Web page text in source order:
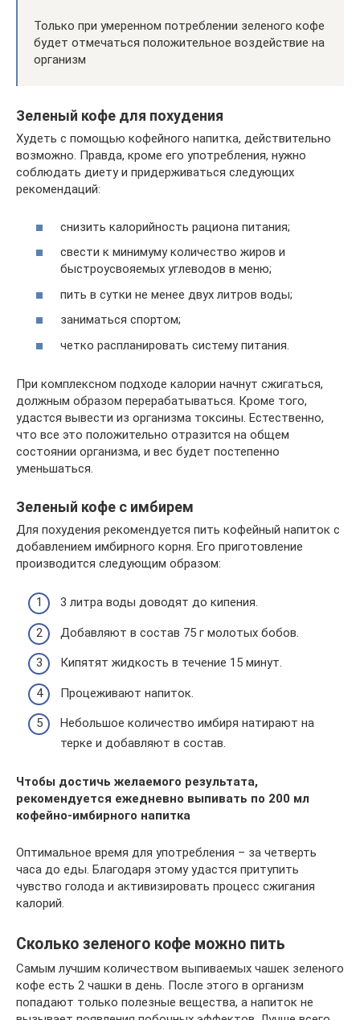
Только при умеренном потреблении зеленого кофе
будет отмечаться положительное воздействие на
организм
Зеленый кофе для похудения
Худеть с помощью кофейного напитка, действительно
возможно. Правда, кроме его употребления, нужно
соблюдать диету и придерживаться следующих
рекомендаций:
снизить калорийность рациона питания;
свести к минимуму количество жиров и
быстроусвояемых углеводов в меню;
пить в сутки не менее двух литров воды;
заниматься спортом;
четко распланировать систему питания.
При комплексном подходе калории начнут сжигаться,
должным образом перерабатываться. Кроме того,
удастся вывести из организма токсины. Естественно,
что все это положительно отразится на общем
состоянии организма, и вес будет постепенно
уменьшаться.
Зеленый кофе с имбирем
Для похудения рекомендуется пить кофейный напиток с
добавлением имбирного корня. Его приготовление
производится следующим образом:
3 литра воды доводят до кипения.
Добавляют в состав 75 г молотых бобов.
Кипятят жидкость в течение 15 минут.
Процеживают напиток.
Небольшое количество имбиря натирают на
терке и добавляют в состав.
Чтобы достичь желаемого результата,
рекомендуется ежедневно выпивать по 200 мл
кофейно-имбирного напитка
Оптимальное время для употребления – за четверть
часа до еды. Благодаря этому удастся притупить
чувство голода и активизировать процесс сжигания
калорий.
Сколько зеленого кофе можно пить
Самым лучшим количеством выпиваемых чашек зеленого
кофе есть 2 чашки в день. После этого в организм
попадают только полезные вещества, а напиток не